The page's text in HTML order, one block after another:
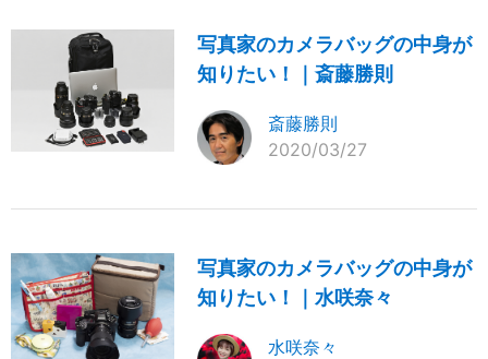
写真家のカメラバッグの中身が
知りたい！｜斎藤勝則
斎藤勝則
2020/03/27
写真家のカメラバッグの中身が
知りたい！｜水咲奈々
水咲奈々